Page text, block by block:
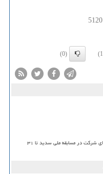
5120
(0)
تمدید مهلت ثبت نام دانشجویان دانشگاه های تهران برای شرکت در مسابقه ملی سدید تا ۳۱